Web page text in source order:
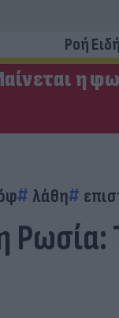
Ροή
η
λάθη
Ρωσία: